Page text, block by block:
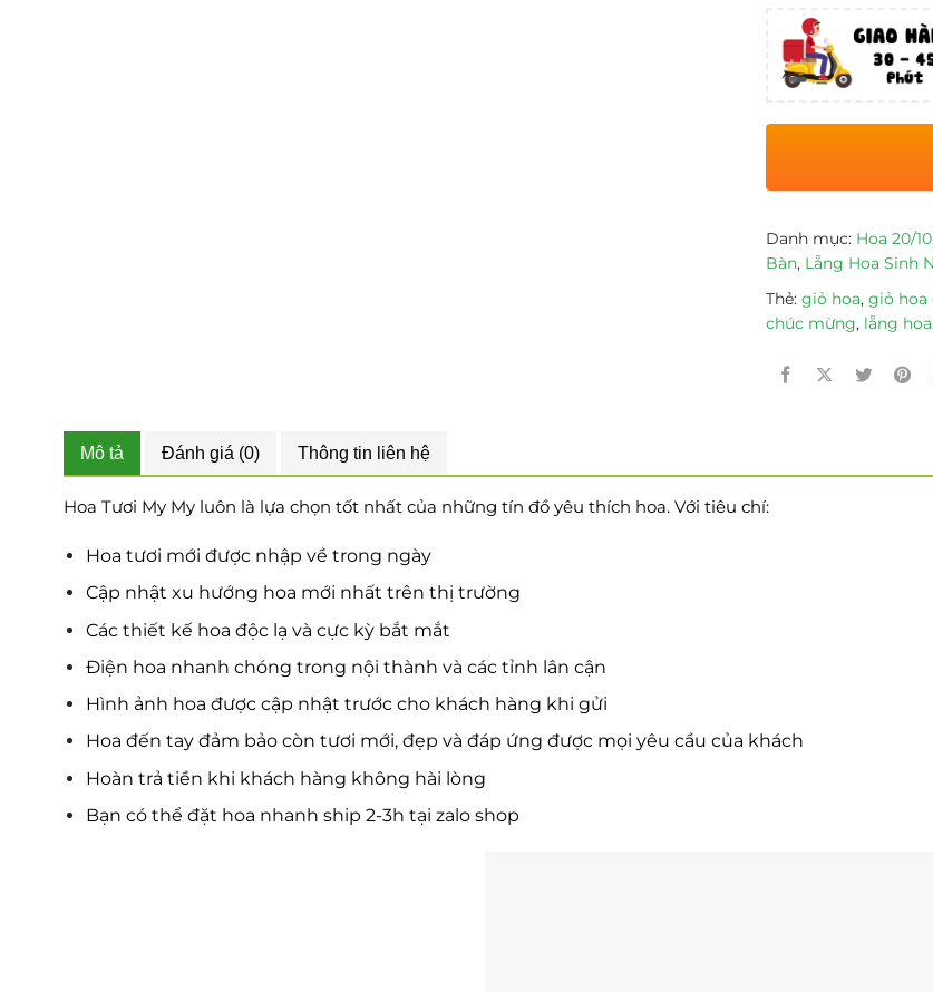
Danh mục: Hoa 20/10
Bàn, Lẵng Hoa Sinh
Thẻ: giỏ hoa, giỏ hoa
chúc mừng, lẵng
Mô tả Đánh giá (0) Thông tin liên hệ
Hoa Tươi My My luôn là lựa chọn tốt nhất của những tín đồ yêu thích hoa. Với tiêu chí:
Hoa tươi mới được nhập về trong ngày
Cập nhật xu hướng hoa mới nhất trên thị trường
Các thiết kế hoa độc lạ và cực kỳ bắt mắt
Điện hoa nhanh chóng trong nội thành và các tỉnh lân cận
Hình ảnh hoa được cập nhật trước cho khách hàng khi gửi
Hoa đến tay đảm bảo còn tươi mới, đẹp và đáp ứng được mọi yêu cầu của khách
Hoàn trả tiền khi khách hàng không hài lòng
Bạn có thể đặt hoa nhanh ship 2-3h tại zalo shop